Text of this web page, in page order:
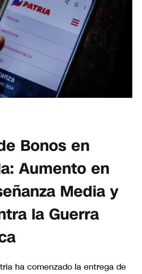
Bonos en
Aumento en
Media y
la Guerra
ha comenzado la entrega de